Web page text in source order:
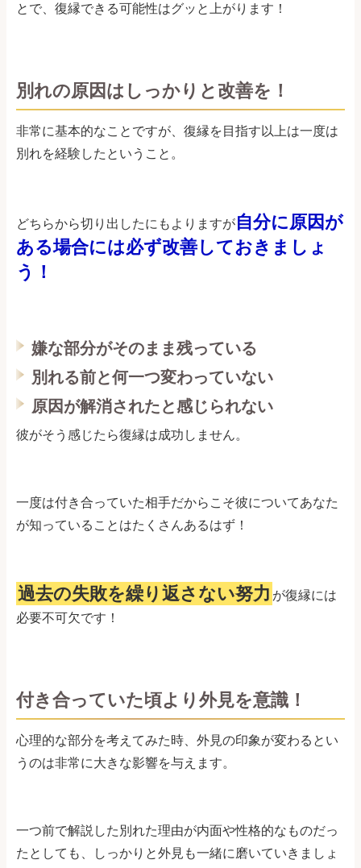
とで、復縁できる可能性はグッと上がります！
別れの原因はしっかりと改善を！
非常に基本的なことですが、復縁を目指す以上は一度は
別れを経験したということ。
どちらから切り出したにもよりますが自分に原因が
ある場合には必ず改善しておきましょ
う！
嫌な部分がそのまま残っている
別れる前と何一つ変わっていない
原因が解消されたと感じられない
彼がそう感じたら復縁は成功しません。
一度は付き合っていた相手だからこそ彼についてあなた
が知っていることはたくさんあるはず！
過去の失敗を繰り返さない努力 が復縁には
必要不可欠です！
付き合っていた頃より外見を意識！
心理的な部分を考えてみた時、外見の印象が変わるとい
うのは非常に大きな影響を与えます。
一つ前で解説した別れた理由が内面や性格的なものだっ
たとしても、しっかりと外見も一緒に磨いていきましょ